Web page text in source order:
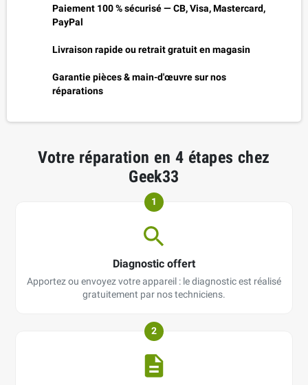
Paiement 100 % sécurisé — CB, Visa, Mastercard,
PayPal
Livraison rapide ou retrait gratuit en magasin
Garantie pièces & main-d'œuvre sur nos
réparations
Votre réparation en 4 étapes chez
Geek33
1
Diagnostic offert
Apportez ou envoyez votre appareil : le diagnostic est réalisé
gratuitement par nos techniciens.
2